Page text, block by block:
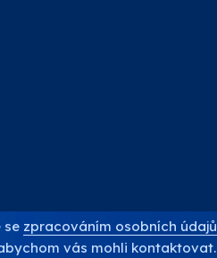
se zpracováním osobních údajů
vás mohli kontaktovat.